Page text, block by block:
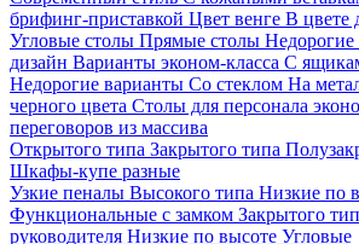
брифинг-приставкой Цвет венге В цвете
Угловые столы Прямые столы Недорогие
дизайн Варианты эконом-класса С
Недорогие варианты Со стеклом На
черного цвета Столы для персонала
переговоров из массива
Открытого типа Закрытого типа
Шкафы-купе разные
Узкие пеналы Высокого типа Низкие по
Функциональные с замком Закрытого
руководителя Низкие по высоте Угловые